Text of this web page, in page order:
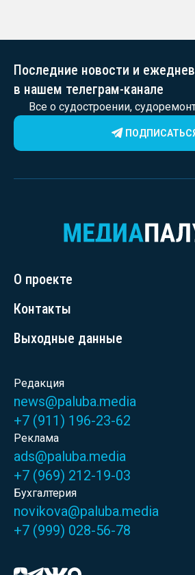
Последние новости и
в нашем телеграм-канале
Все о судостроении,
О проекте
Контакты
Выходные данные
Редакция
news@paluba.media
+7 (911) 196-23-62
Реклама
ads@paluba.media
+7 (969) 212-19-03
Бухгалтерия
novikova@paluba.media
+7 (999) 028-56-78